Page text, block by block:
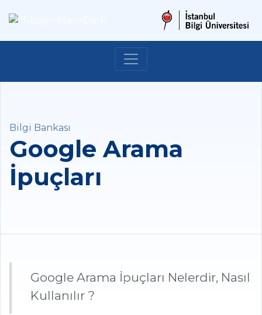
Bilgi Bankası
Google Arama
İpuçları
Google Arama İpuçları Nelerdir, Nasıl
Kullanılır ?